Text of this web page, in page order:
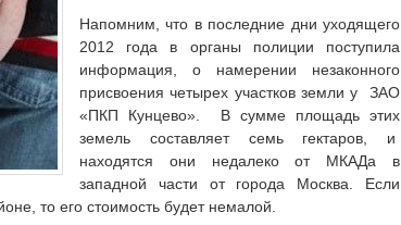
Напомним, что в последние дни уходящего
2012 года в органы полиции поступила
информация, о намерении незаконного
присвоения четырех участков земли у ЗАО
«ПКП Кунцево». В сумме площадь этих
земель составляет семь гектаров, и
находятся они недалеко от МКАДа в
западной части от города Москва. Если
то его стоимость будет немалой.